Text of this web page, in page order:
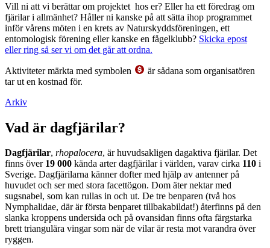
Vill ni att vi berättar om projektet hos er? Eller ha ett föredrag om
fjärilar i allmänhet? Håller ni kanske på att sätta ihop programmet
inför vårens möten i en krets av Naturskyddsföreningen, ett
entomologisk förening eller kanske en fågelklubb? Skicka epost
eller ring så ser vi om det går att ordna.
Aktiviteter märkta med symbolen
är sådana som organisatören
tar ut en kostnad för.
Arkiv
Vad är dagfjärilar?
Dagfjärilar, rhopalocera, är huvudsakligen dagaktiva fjärilar. Det
finns över 19 000 kända arter dagfjärilar i världen, varav cirka 110 i
Sverige. Dagfjärilarna känner dofter med hjälp av antenner på
huvudet och ser med stora facettögon. Dom äter nektar med
sugsnabel, som kan rullas in och ut. De tre benparen (två hos
Nymphalidae, där är första benparet tillbakabildat!) återfinns på den
slanka kroppens undersida och på ovansidan finns ofta färgstarka
brett triangulära vingar som när de vilar är resta mot varandra över
ryggen.